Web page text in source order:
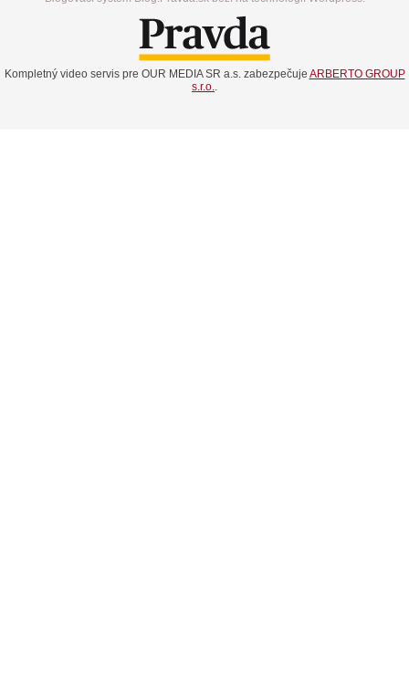
Kompletný video servis pre OUR MEDIA SR a.s. zabezpečuje ARBERTO GROUP
s.r.o.